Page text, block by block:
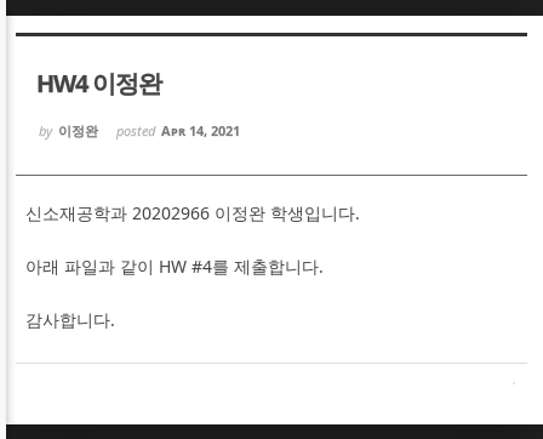
HW4 이정완
by 이정완 posted Apr 14, 2021
신소재공학과 20202966 이정완 학생입니다.
아래 파일과 같이 HW #4를 제출합니다.
감사합니다.
Sketchbook5, 스케치북5
Sketchbook5, 스케치북5
Sketchbook5, 스케치북5
Sketchbook5, 스케치북5